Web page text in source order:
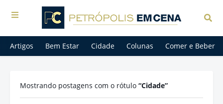
Artigos Bem Estar Cidade Colunas Comer e Beber
Mostrando postagens com o rótulo Cidade